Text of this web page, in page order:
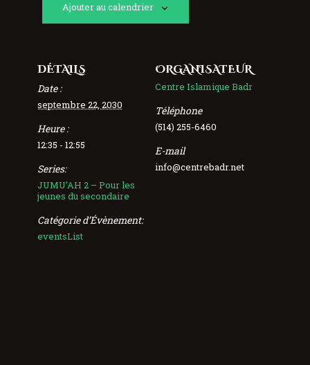
Ajouter au calendrier
DÉTAILS
Date :
septembre 22, 2030
Heure :
12:35 - 12:55
Series:
JUMU’AH 2 – Pour les
jeunes du secondaire
Catégorie d’Évènement:
eventsList
ORGANISATEUR
Centre Islamique Badr
Téléphone
(514) 255-6460
E-mail
info@centrebadr.net